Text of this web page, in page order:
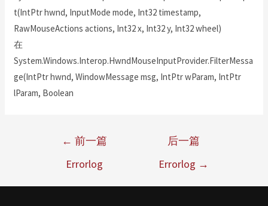
t(IntPtr hwnd, InputMode mode, Int32 timestamp,
RawMouseActions actions, Int32 x, Int32 y, Int32 wheel)
在
System.Windows.Interop.HwndMouseInputProvider.FilterMessa
ge(IntPtr hwnd, WindowMessage msg, IntPtr wParam, IntPtr
lParam, Boolean
← 前一篇
Errorlog
后一篇
Errorlog →